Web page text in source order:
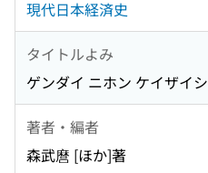
現代日本経済史
タイトルよみ
ゲンダイ ニホン ケイザイシ
著者・編者
森武麿 [ほか]著